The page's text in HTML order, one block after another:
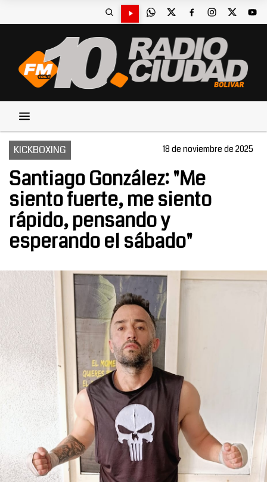
KICKBOXING 18 de noviembre de 2025
Santiago González: "Me
siento fuerte, me siento
rápido, pensando y
esperando el sábado"